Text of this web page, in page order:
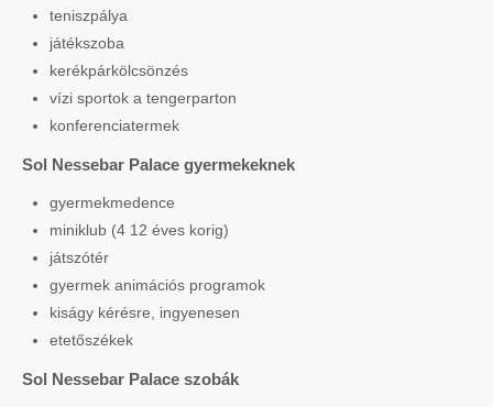
teniszpálya
játékszoba
kerékpárkölcsönzés
vízi sportok a tengerparton
konferenciatermek
Sol Nessebar Palace gyermekeknek
gyermekmedence
miniklub (4 12 éves korig)
játszótér
gyermek animációs programok
kiságy kérésre, ingyenesen
etetőszékek
Sol Nessebar Palace szobák